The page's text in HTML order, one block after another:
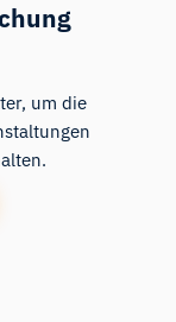
um die